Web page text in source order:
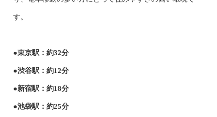
す。
●東京駅：約32分
●渋谷駅：約12分
●新宿駅：約18分
●池袋駅：約25分